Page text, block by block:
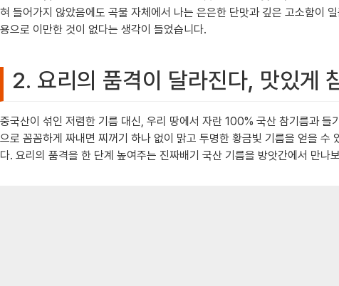
혀 들어가지 않았음에도 곡물 자체에서 나는 은은한 단맛과 깊은 고소함이
용으로 이만한 것이 없다는 생각이 들었습니다.
2. 요리의 품격이 달라진다, 맛있게
중국산이 섞인 저렴한 기름 대신, 우리 땅에서 자란 100% 국산 참기름과
으로 꼼꼼하게 짜내면 찌꺼기 하나 없이 맑고 투명한 황금빛 기름을 얻을
다. 요리의 품격을 한 단계 높여주는 진짜배기 국산 기름을 방앗간에서 만나